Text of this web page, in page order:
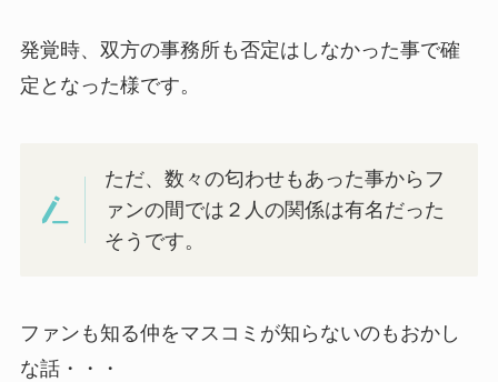
発覚時、双方の事務所も否定はしなかった事で確
定となった様です。
ただ、数々の匂わせもあった事からフ
ァンの間では２人の関係は有名だった
そうです。
ファンも知る仲をマスコミが知らないのもおかし
な話・・・